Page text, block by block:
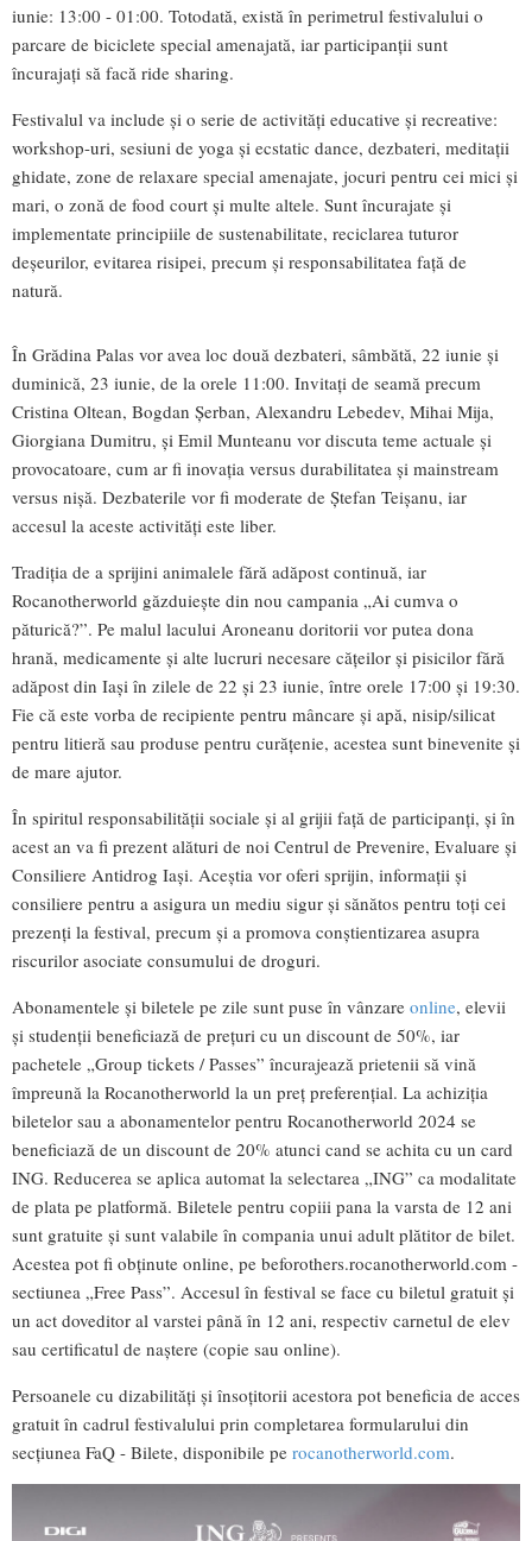
iunie: 13:00 - 01:00. Totodată, există în perimetrul festivalului o
parcare de biciclete special amenajată, iar participanții sunt
încurajați să facă ride sharing.
Festivalul va include și o serie de activități educative și recreative:
workshop-uri, sesiuni de yoga și ecstatic dance, dezbateri, meditații
ghidate, zone de relaxare special amenajate, jocuri pentru cei mici și
mari, o zonă de food court și multe altele. Sunt încurajate și
implementate principiile de sustenabilitate, reciclarea tuturor
deșeurilor, evitarea risipei, precum și responsabilitatea față de
natură.
În Grădina Palas vor avea loc două dezbateri, sâmbătă, 22 iunie și
duminică, 23 iunie, de la orele 11:00. Invitați de seamă precum
Cristina Oltean, Bogdan Șerban, Alexandru Lebedev, Mihai Mija,
Giorgiana Dumitru, și Emil Munteanu vor discuta teme actuale și
provocatoare, cum ar fi inovația versus durabilitatea și mainstream
versus nișă. Dezbaterile vor fi moderate de Ștefan Teișanu, iar
accesul la aceste activități este liber.
Tradiția de a sprijini animalele fără adăpost continuă, iar
Rocanotherworld găzduiește din nou campania „Ai cumva o
păturică?”. Pe malul lacului Aroneanu doritorii vor putea dona
hrană, medicamente și alte lucruri necesare cățeilor și pisicilor fără
adăpost din Iași în zilele de 22 și 23 iunie, între orele 17:00 și 19:30.
Fie că este vorba de recipiente pentru mâncare și apă, nisip/silicat
pentru litieră sau produse pentru curățenie, acestea sunt binevenite și
de mare ajutor.
În spiritul responsabilității sociale și al grijii față de participanți, și în
acest an va fi prezent alături de noi Centrul de Prevenire, Evaluare și
Consiliere Antidrog Iași. Aceștia vor oferi sprijin, informații și
consiliere pentru a asigura un mediu sigur și sănătos pentru toți cei
prezenți la festival, precum și a promova conștientizarea asupra
riscurilor asociate consumului de droguri.
Abonamentele și biletele pe zile sunt puse în vânzare online, elevii
și studenții beneficiază de prețuri cu un discount de 50%, iar
pachetele „Group tickets / Passes” încurajează prietenii să vină
împreună la Rocanotherworld la un preț preferențial. La achiziția
biletelor sau a abonamentelor pentru Rocanotherworld 2024 se
beneficiază de un discount de 20% atunci cand se achita cu un card
ING. Reducerea se aplica automat la selectarea „ING” ca modalitate
de plata pe platformă. Biletele pentru copiii pana la varsta de 12 ani
sunt gratuite și sunt valabile în compania unui adult plătitor de bilet.
Acestea pot fi obținute online, pe beforothers.rocanotherworld.com -
sectiunea „Free Pass”. Accesul în festival se face cu biletul gratuit și
un act doveditor al varstei până în 12 ani, respectiv carnetul de elev
sau certificatul de naștere (copie sau online).
Persoanele cu dizabilități și însoțitorii acestora pot beneficia de acces
gratuit în cadrul festivalului prin completarea formularului din
secțiunea FaQ - Bilete, disponibile pe rocanotherworld.com.